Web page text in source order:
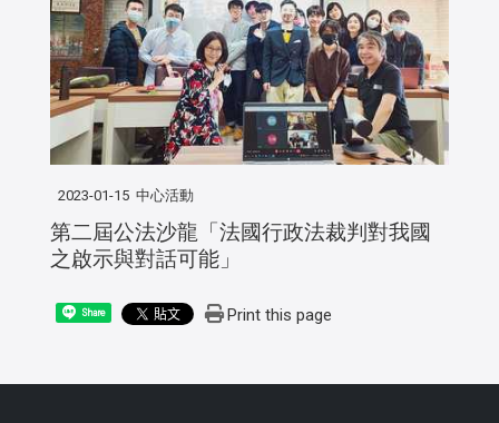
2023-01-15 中心活動
第二屆公法沙龍「法國行政法裁判對我國
之啟示與對話可能」
Share Print this page